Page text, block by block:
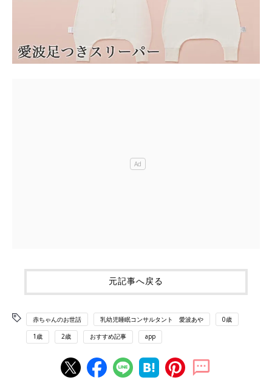
元記事へ戻る
赤ちゃんのお世話 乳幼児睡眠コンサルタント 愛波あや 0歳
1歳 2歳 おすすめ記事 app